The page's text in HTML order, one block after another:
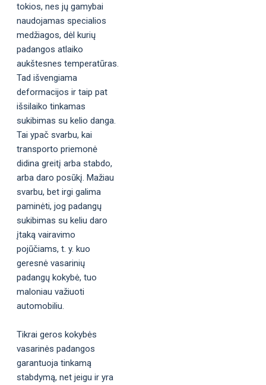
tokios, nes jų gamybai
naudojamas specialios
medžiagos, dėl kurių
padangos atlaiko
aukštesnes temperatūras.
Tad išvengiama
deformacijos ir taip pat
išsilaiko tinkamas
sukibimas su kelio danga.
Tai ypač svarbu, kai
transporto priemonė
didina greitį arba stabdo,
arba daro posūkį. Mažiau
svarbu, bet irgi galima
paminėti, jog padangų
sukibimas su keliu daro
įtaką vairavimo
pojūčiams, t. y. kuo
geresnė vasarinių
padangų kokybė, tuo
maloniau važiuoti
automobiliu.
Tikrai geros kokybės
vasarinės padangos
garantuoja tinkamą
stabdymą, net jeigu ir yra